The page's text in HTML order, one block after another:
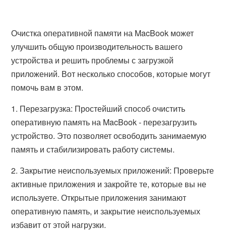
Очистка оперативной памяти на MacBook может
улучшить общую производительность вашего
устройства и решить проблемы с загрузкой
приложений. Вот несколько способов, которые могут
помочь вам в этом.
1. Перезагрузка: Простейший способ очистить
оперативную память на MacBook - перезагрузить
устройство. Это позволяет освободить занимаемую
память и стабилизировать работу системы.
2. Закрытие неиспользуемых приложений: Проверьте
активные приложения и закройте те, которые вы не
используете. Открытые приложения занимают
оперативную память, и закрытие неиспользуемых
избавит от этой нагрузки.